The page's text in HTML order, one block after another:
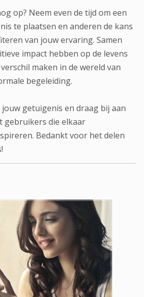
op? Neem even de tijd om een
te plaatsen en anderen de kans
van jouw ervaring. Samen
impact hebben op de levens
maken in de wereld van
begeleiding.
getuigenis en draag bij aan
gebruikers die elkaar
Bedankt voor het delen